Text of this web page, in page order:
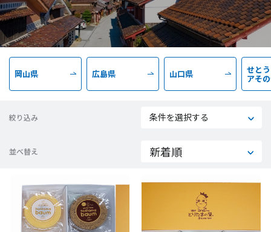
岡山県 広島県 山口県 せと
アそ
絞り込み 条件を選択する
並べ替え